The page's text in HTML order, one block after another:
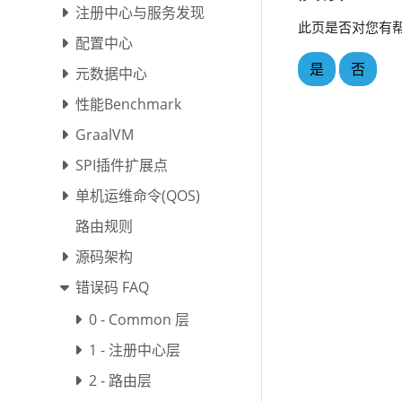
注册中心与服务发现
配置中心
元数据中心
性能Benchmark
GraalVM
SPI插件扩展点
单机运维命令(QOS)
路由规则
源码架构
错误码 FAQ
0 - Common 层
1 - 注册中心层
2 - 路由层
此页是否对您有
是 否